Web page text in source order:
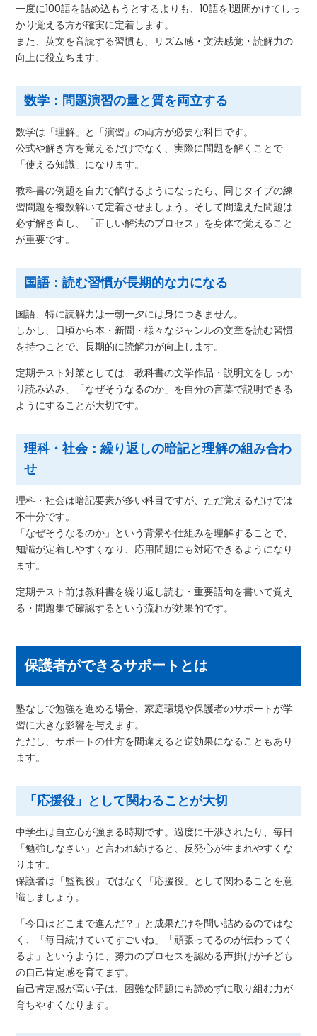
一度に100語を詰め込もうとするよりも、10語を1週間かけてしっ
かり覚える方が確実に定着します。
また、英文を音読する習慣も、リズム感・文法感覚・読解力の
向上に役立ちます。
数学：問題演習の量と質を両立する
数学は「理解」と「演習」の両方が必要な科目です。
公式や解き方を覚えるだけでなく、実際に問題を解くことで
「使える知識」になります。
教科書の例題を自力で解けるようになったら、同じタイプの練
習問題を複数解いて定着させましょう。そして間違えた問題は
必ず解き直し、「正しい解法のプロセス」を身体で覚えること
が重要です。
国語：読む習慣が長期的な力になる
国語、特に読解力は一朝一夕には身につきません。
しかし、日頃から本・新聞・様々なジャンルの文章を読む習慣
を持つことで、長期的に読解力が向上します。
定期テスト対策としては、教科書の文学作品・説明文をしっか
り読み込み、「なぜそうなるのか」を自分の言葉で説明できる
ようにすることが大切です。
理科・社会：繰り返しの暗記と理解の組み合わ
せ
理科・社会は暗記要素が多い科目ですが、ただ覚えるだけでは
不十分です。
「なぜそうなるのか」という背景や仕組みを理解することで、
知識が定着しやすくなり、応用問題にも対応できるようになり
ます。
定期テスト前は教科書を繰り返し読む・重要語句を書いて覚え
る・問題集で確認するという流れが効果的です。
保護者ができるサポートとは
塾なしで勉強を進める場合、家庭環境や保護者のサポートが学
習に大きな影響を与えます。
ただし、サポートの仕方を間違えると逆効果になることもあり
ます。
「応援役」として関わることが大切
中学生は自立心が強まる時期です。過度に干渉されたり、毎日
「勉強しなさい」と言われ続けると、反発心が生まれやすくな
ります。
保護者は「監視役」ではなく「応援役」として関わることを意
識しましょう。
「今日はどこまで進んだ？」と成果だけを問い詰めるのではな
く、「毎日続けていてすごいね」「頑張ってるのが伝わってく
るよ」というように、努力のプロセスを認める声掛けが子ども
の自己肯定感を育てます。
自己肯定感が高い子は、困難な問題にも諦めずに取り組む力が
育ちやすくなります。